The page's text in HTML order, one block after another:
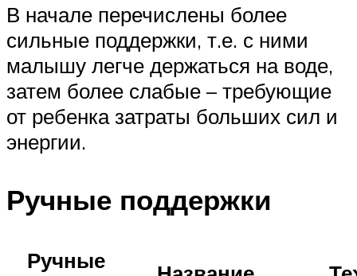
В начале перечислены более
сильные поддержки, т.е. с ними
малышу легче держаться на воде,
затем более слабые – требующие
от ребенка затраты больших сил и
энергии.
Ручные поддержки
Ручные